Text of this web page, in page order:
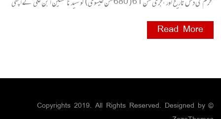
Read More
© Copyrights 2019. All Rights Reserved. Designed by